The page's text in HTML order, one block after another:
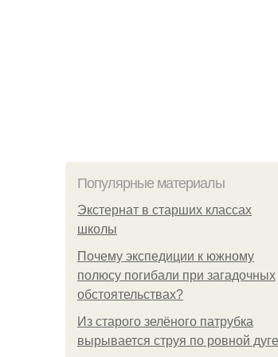
Популярные материалы
Экстернат в старших классах
школы
Почему экспедиции к южному
полюсу погибали при загадочных
обстоятельствах?
Из старого зелёного патрубка
вырывается струя по ровной